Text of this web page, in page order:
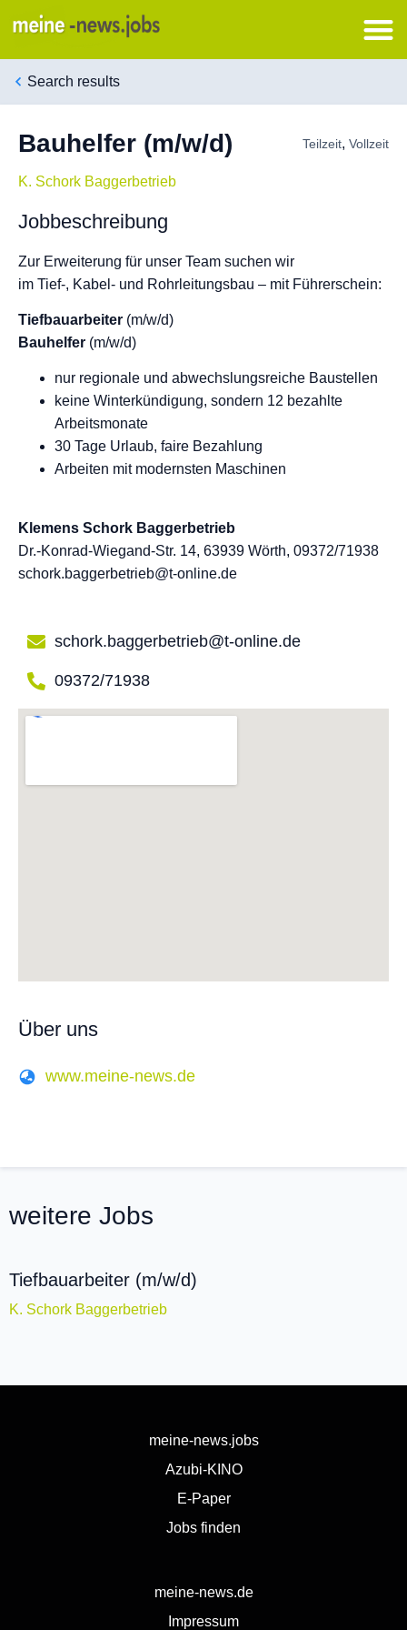
Search results
Bauhelfer (m/w/d)
K. Schork Baggerbetrieb
Teilzeit, Vollzeit
Jobbeschreibung
Zur Erweiterung für unser Team suchen wir
im Tief-, Kabel- und Rohrleitungsbau – mit Führerschein:
Tiefbauarbeiter (m/w/d)
Bauhelfer (m/w/d)
nur regionale und abwechslungsreiche Baustellen
keine Winterkündigung, sondern 12 bezahlte
Arbeitsmonate
30 Tage Urlaub, faire Bezahlung
Arbeiten mit modernsten Maschinen
Klemens Schork Baggerbetrieb
Dr.-Konrad-Wiegand-Str. 14, 63939 Wörth, 09372/71938
schork.baggerbetrieb@t-online.de
schork.baggerbetrieb@t-online.de
09372/71938
Über uns
www.meine-news.de
weitere Jobs
Tiefbauarbeiter (m/w/d)
K. Schork Baggerbetrieb
meine-news.jobs
Azubi-KINO
E-Paper
Jobs finden
meine-news.de
Impressum